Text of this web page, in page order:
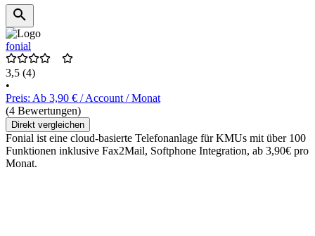
fonial
3,5 (4)
•
Preis: Ab 3,90 € / Account / Monat
(4 Bewertungen)
Direkt vergleichen
Fonial ist eine cloud-basierte Telefonanlage für KMUs mit über 100
Funktionen inklusive Fax2Mail, Softphone Integration, ab 3,90€ pro
Monat.